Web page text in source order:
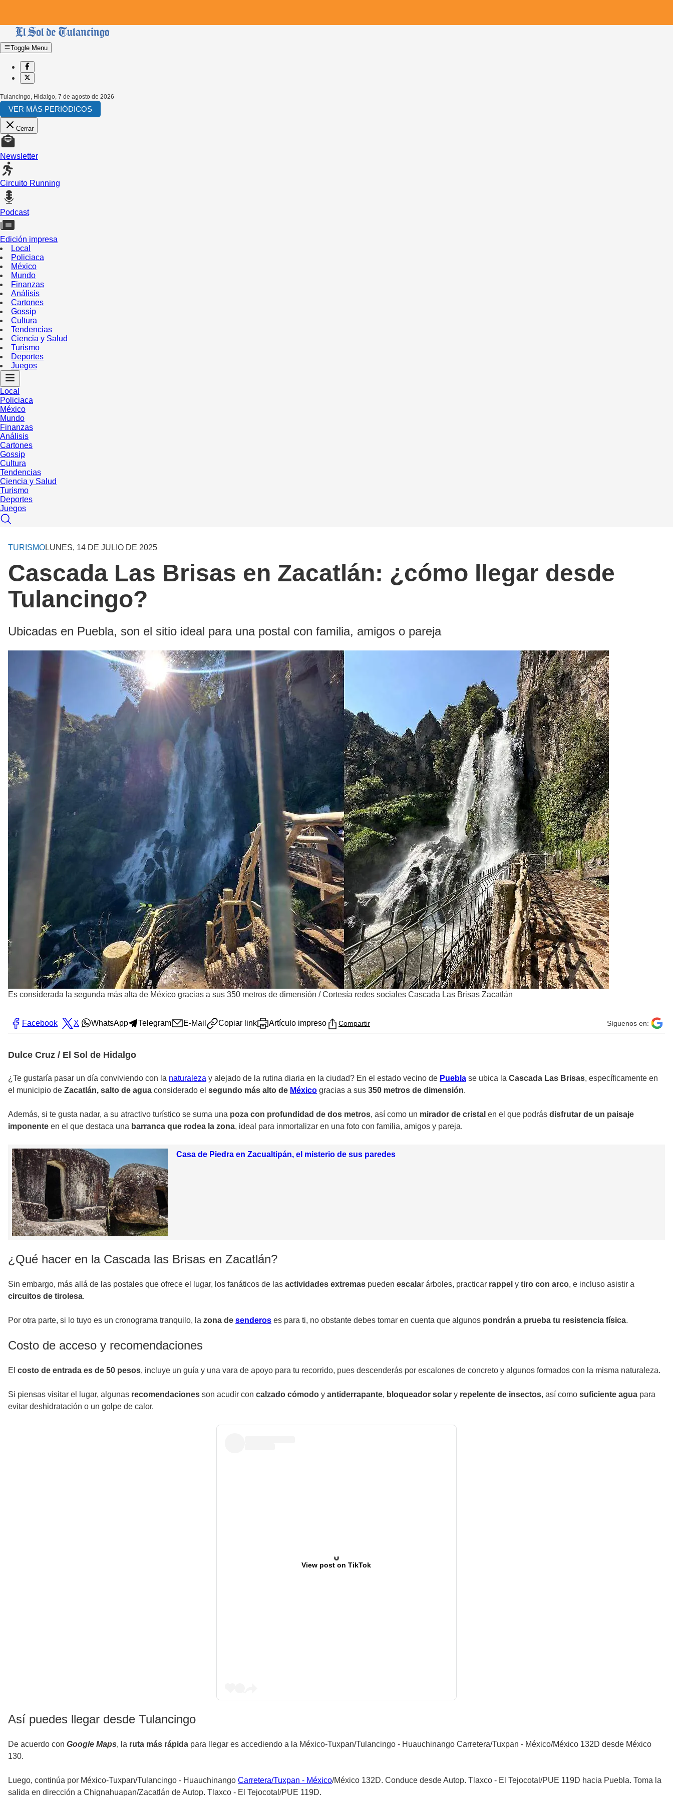
Toggle Menu
Tulancingo, Hidalgo, 7 de agosto de 2026
VER MÁS PERIÓDICOS
Cerrar
Newsletter
Circuito Running
Podcast
Edición impresa
Local
Policiaca
México
Mundo
Finanzas
Análisis
Cartones
Gossip
Cultura
Tendencias
Ciencia y Salud
Turismo
Deportes
Juegos
Local
Policiaca
México
Mundo
Finanzas
Análisis
Cartones
Gossip
Cultura
Tendencias
Ciencia y Salud
Turismo
Deportes
Juegos
TURISMOLUNES, 14 DE JULIO DE 2025
Cascada Las Brisas en Zacatlán: ¿cómo llegar desde
Tulancingo?
Ubicadas en Puebla, son el sitio ideal para una postal con familia, amigos o pareja
Es considerada la segunda más alta de México gracias a sus 350 metros de dimensión /Cortesía redes sociales Cascada Las Brisas Zacatlán
Facebook X WhatsApp Telegram E-Mail Copiar link Artículo impreso Compartir Síguenos en:
Dulce Cruz / El Sol de Hidalgo
¿Te gustaría pasar un día conviviendo con la naturaleza y alejado de la rutina diaria en la ciudad? En el estado vecino de Puebla se ubica la Cascada Las Brisas, específicamente en
el municipio de Zacatlán, salto de agua considerado el segundo más alto de México gracias a sus 350 metros de dimensión.
Además, si te gusta nadar, a su atractivo turístico se suma una poza con profundidad de dos metros, así como un mirador de cristal en el que podrás disfrutar de un paisaje
imponente en el que destaca una barranca que rodea la zona, ideal para inmortalizar en una foto con familia, amigos y pareja.
Casa de Piedra en Zacualtipán, el misterio de sus paredes
¿Qué hacer en la Cascada las Brisas en Zacatlán?
Sin embargo, más allá de las postales que ofrece el lugar, los fanáticos de las actividades extremas pueden escalar árboles, practicar rappel y tiro con arco, e incluso asistir a
circuitos de tirolesa.
Por otra parte, si lo tuyo es un cronograma tranquilo, la zona de senderos es para ti, no obstante debes tomar en cuenta que algunos pondrán a prueba tu resistencia física.
Costo de acceso y recomendaciones
El costo de entrada es de 50 pesos, incluye un guía y una vara de apoyo para tu recorrido, pues descenderás por escalones de concreto y algunos formados con la misma naturaleza.
Si piensas visitar el lugar, algunas recomendaciones son acudir con calzado cómodo y antiderrapante, bloqueador solar y repelente de insectos, así como suficiente agua para
evitar deshidratación o un golpe de calor.
View post on TikTok
Así puedes llegar desde Tulancingo
De acuerdo con Google Maps, la ruta más rápida para llegar es accediendo a la México-Tuxpan/Tulancingo - Huauchinango Carretera/Tuxpan - México/México 132D desde México
130.
Luego, continúa por México-Tuxpan/Tulancingo - Huauchinango Carretera/Tuxpan - México/México 132D. Conduce desde Autop. Tlaxco - El Tejocotal/PUE 119D hacia Puebla. Toma la
salida en dirección a Chignahuapan/Zacatlán de Autop. Tlaxco - El Tejocotal/PUE 119D.